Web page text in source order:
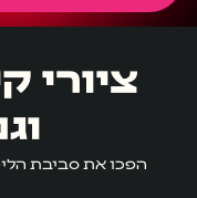
ציורי
הפכו את סביבת